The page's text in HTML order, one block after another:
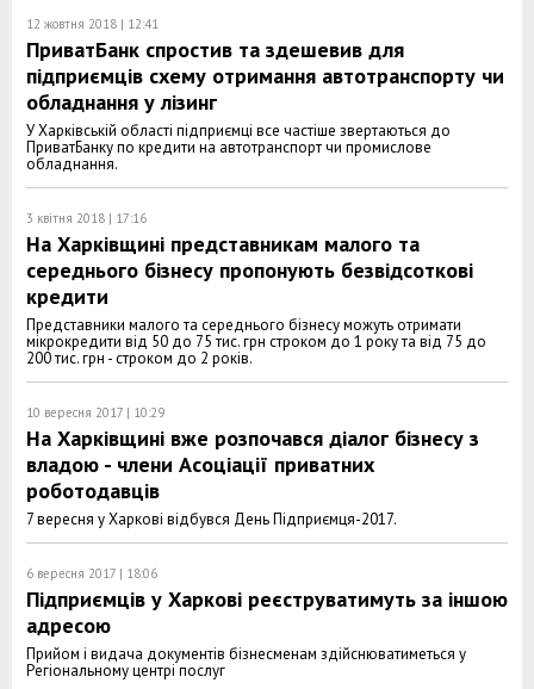
12 жовтня 2018 | 12:41
ПриватБанк спростив та здешевив для
підприємців схему отримання автотранспорту чи
обладнання у лізинг
У Харківській області підприємці все частіше звертаються до
ПриватБанку по кредити на автотранспорт чи промислове
обладнання.
3 квітня 2018 | 17:16
На Харківщині представникам малого та
середнього бізнесу пропонують безвідсоткові
кредити
Представники малого та середнього бізнесу можуть отримати
мікрокредити від 50 до 75 тис. грн строком до 1 року та від 75 до
200 тис. грн - строком до 2 років.
10 вересня 2017 | 10:29
На Харківщині вже розпочався діалог бізнесу з
владою - члени Асоціації приватних
роботодавців
7 вересня у Харкові відбувся День Підприємця-2017.
6 вересня 2017 | 18:06
Підприємців у Харкові реєструватимуть за іншою
адресою
Прийом і видача документів бізнесменам здійснюватиметься у
Регіональному центрі послуг